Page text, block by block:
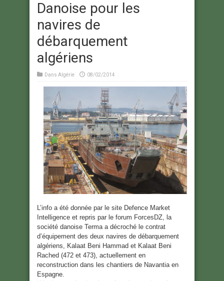
Danoise pour les
navires de
débarquement
algériens
Dans Algérie 08/02/2014
L’info a été donnée par le site Defence Market
Intelligence et repris par le forum ForcesDZ, la
société danoise Terma a décroché le contrat
d’équipement des deux navires de débarquement
algériens, Kalaat Beni Hammad et Kalaat Beni
Rached (472 et 473), actuellement en
reconstruction dans les chantiers de Navantia en
Espagne.